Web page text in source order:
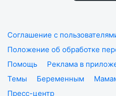
Соглашение с
Положение об обработке
Помощь
Реклама в
Темы
Беременным
Пресс-центр